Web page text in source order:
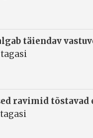
täiendav
ravimid